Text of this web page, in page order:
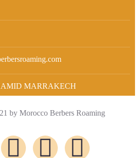
MARRAKECH
by Morocco Berbers Roaming